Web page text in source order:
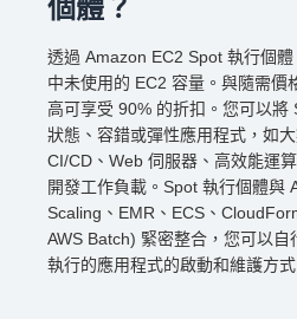
個體？
透過 Amazon EC2 Spot 執行個
中未使用的 EC2 容量。與隨需價
高可享受 90% 的折扣。您可以將
狀態、容錯或彈性應用程式，如
CI/CD、Web 伺服器、高效能運
開發工作負載。Spot 執行個體與
Scaling、EMR、ECS、
AWS Batch) 緊密整合，您可以
執行的應用程式的啟動和維護方式